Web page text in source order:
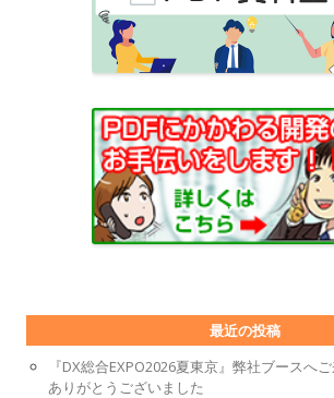
最近の投稿
『DX総合EXPO2026夏東京』弊社ブースへ
ありがとうございました